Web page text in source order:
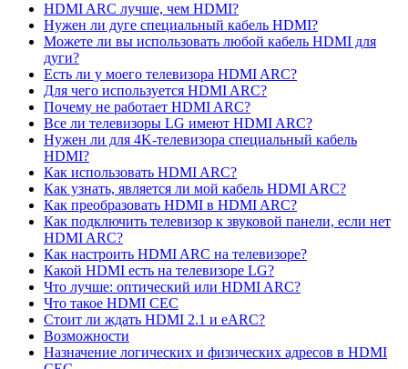
HDMI ARC лучше, чем HDMI?
Нужен ли дуге специальный кабель HDMI?
Можете ли вы использовать любой кабель HDMI для
дуги?
Есть ли у моего телевизора HDMI ARC?
Для чего используется HDMI ARC?
Почему не работает HDMI ARC?
Все ли телевизоры LG имеют HDMI ARC?
Нужен ли для 4K-телевизора специальный кабель
HDMI?
Как использовать HDMI ARC?
Как узнать, является ли мой кабель HDMI ARC?
Как преобразовать HDMI в HDMI ARC?
Как подключить телевизор к звуковой панели, если нет
HDMI ARC?
Как настроить HDMI ARC на телевизоре?
Какой HDMI есть на телевизоре LG?
Что лучше: оптический или HDMI ARC?
Что такое HDMI CEC
Стоит ли ждать HDMI 2.1 и eARC?
Возможности
Назначение логических и физических адресов в HDMI